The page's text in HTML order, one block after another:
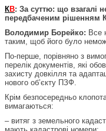
КВ: За суттю: що взагалі
передбаченим рішенням
Володимир Борейко: Все
таким, щоб його було
По-перше, порівняно з
перелік документів, які
захисту довкілля та
нового об’єкту ПЗФ.
Крім безпосередньо
вимагаються:
– витяг з земельного